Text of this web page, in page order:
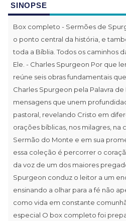
SINOPSE
Box completo - Sermões de
o ponto central da história, e
toda a Bíblia. Todos os caminhos
Ele. - Charles Spurgeon Por que
reúne seis obras fundamentais
Charles Spurgeon pela Palavra
mensagens que unem
pastoral, revelando Cristo em
orações bíblicas, nos milagres, na
Sermão do Monte e em sua
essa coleção é percorrer o
da voz de um dos maiores
Spurgeon conduz o leitor a um
ensinando a olhar para a fé não
como vida em constante
especial O box completo foi